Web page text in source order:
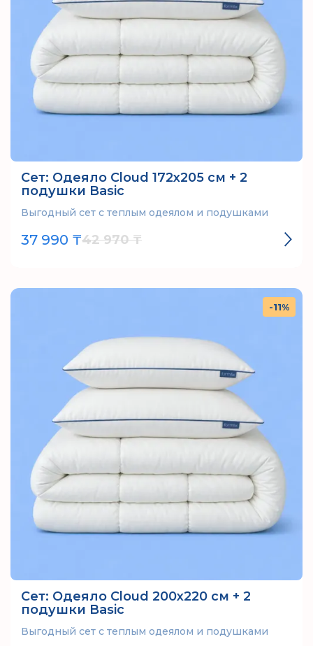
Сет: Одеяло Cloud 172х205 см + 2
подушки Basic
Выгодный сет с теплым одеялом и подушками
37 990 ₸42 970 ₸
-11%
Сет: Одеяло Cloud 200х220 см + 2
подушки Basic
Выгодный сет с теплым одеялом и подушками